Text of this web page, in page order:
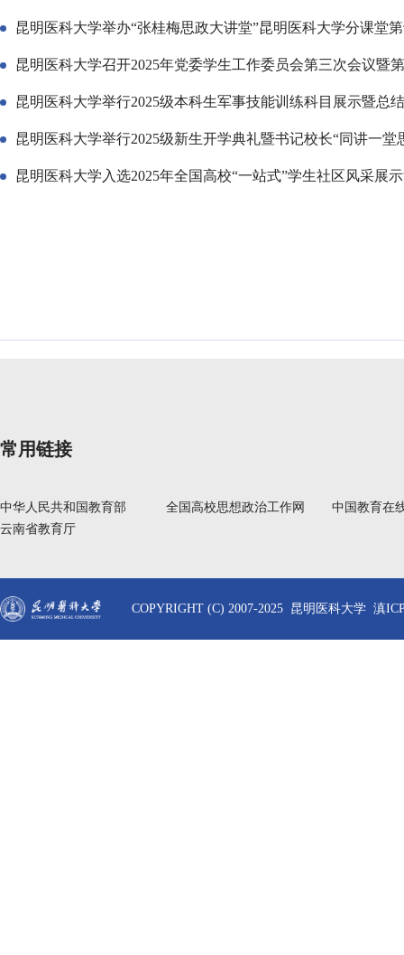
昆明医科大学举办“张桂梅思政大讲堂”昆明医科大学分课堂
昆明医科大学召开2025年党委学生工作委员会第三次会议暨
昆明医科大学举行2025级本科生军事技能训练科目展示暨总
昆明医科大学举行2025级新生开学典礼暨书记校长“同讲一堂
昆明医科大学入选2025年全国高校“一站式”学生社区风采展
常用链接
中华人民共和国教育部 全国高校思想政治工作网
中国教育在
云南省教育厅
COPYRIGHT (C) 2007-2025 昆明医科大学 滇